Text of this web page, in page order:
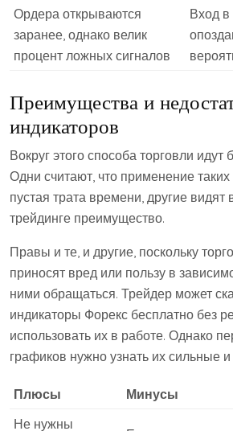
Ордера открываются
заранее, однако велик
процент ложных сигналов
Вход в
Преимущества и
индикаторов
Вокруг этого способа торговли
Одни считают, что применение
пустая трата времени, другие видят
трейдинге преимущество.
Правы и те, и другие, поскольку
приносят вред или пользу в
ними обращаться. Трейдер может
индикаторы Форекс бесплатно без
использовать их в работе. Однако
графиков нужно узнать их сильные
Плюсы
Минусы
Не нужны